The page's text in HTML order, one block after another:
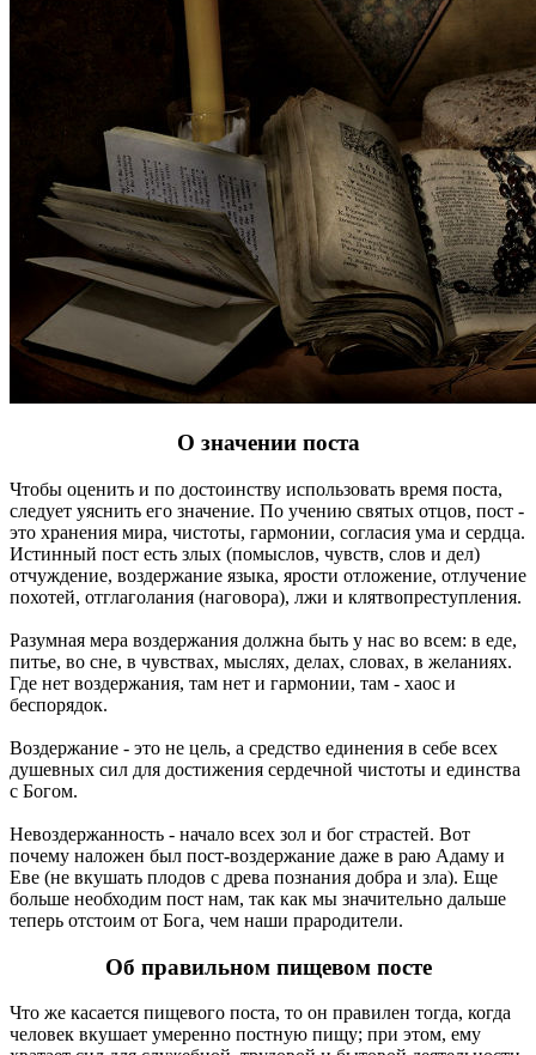
О значении поста
Чтобы оценить и по достоинству использовать время поста,
следует уяснить его значение. По учению святых отцов, пост -
это хранения мира, чистоты, гармонии, согласия ума и сердца.
Истинный пост есть злых (помыслов, чувств, слов и дел)
отчуждение, воздержание языка, ярости отложение, отлучение
похотей, отглаголания (наговора), лжи и клятвопреступления.
Разумная мера воздержания должна быть у нас во всем: в еде,
питье, во сне, в чувствах, мыслях, делах, словах, в желаниях.
Где нет воздержания, там нет и гармонии, там - хаос и
беспорядок.
Воздержание - это не цель, а средство единения в себе всех
душевных сил для достижения сердечной чистоты и единства
с Богом.
Невоздержанность - начало всех зол и бог страстей. Вот
почему наложен был пост-воздержание даже в раю Адаму и
Еве (не вкушать плодов с древа познания добра и зла). Еще
больше необходим пост нам, так как мы значительно дальше
теперь отстоим от Бога, чем наши прародители.
Об правильном пищевом посте
Что же касается пищевого поста, то он правилен тогда, когда
человек вкушает умеренно постную пищу; при этом, ему